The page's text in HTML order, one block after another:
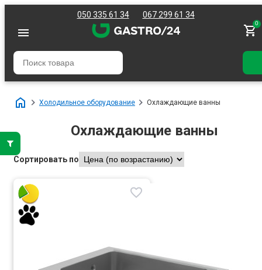
050 335 61 34 067 299 61 34
0
Холодильное оборудование Охлаждающие ванны
Охлаждающие ванны
Сортировать по